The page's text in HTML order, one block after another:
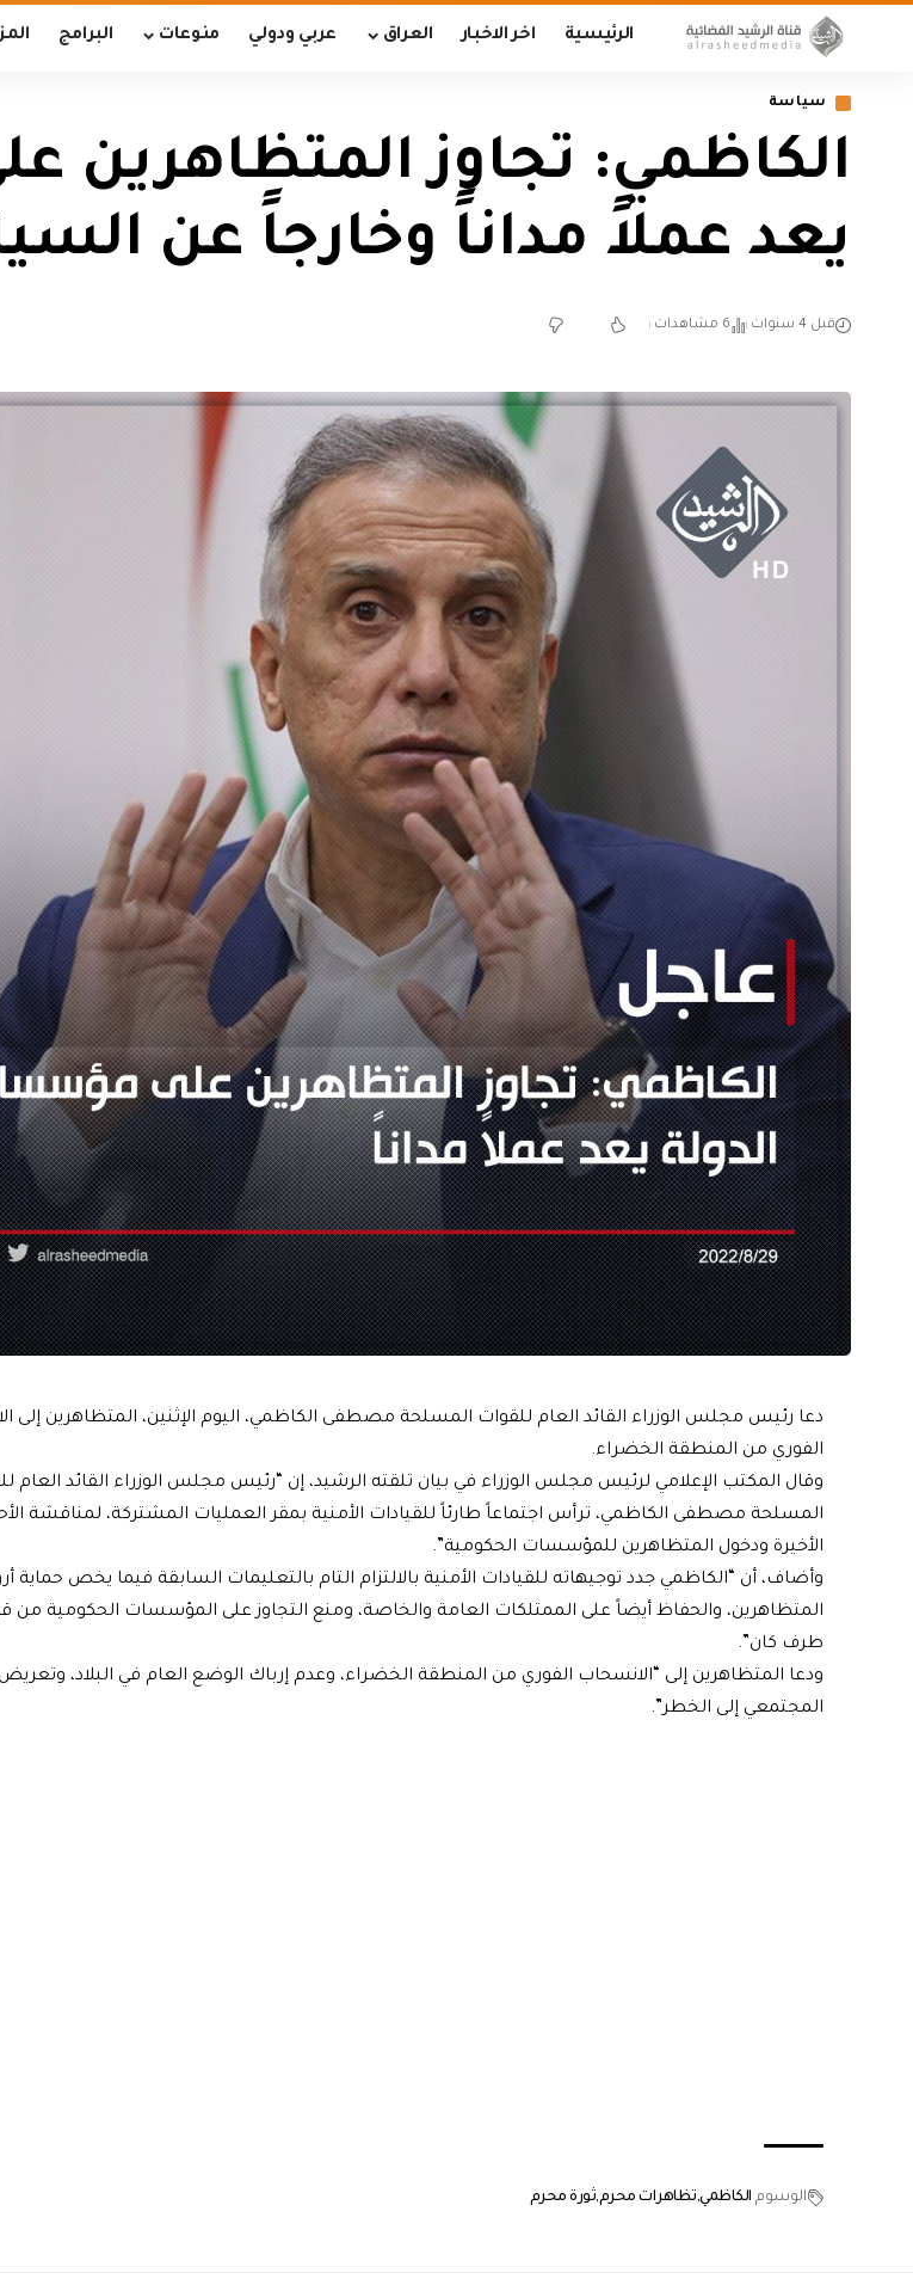
الرئيسية اخر الاخبار العراق عربي ودولي منوعات البرامج
سياسة
الكاظمي: تجاوز المتظاهرين
يعد عملاً مداناً وخارجاً عن
قبل 4 سنوات 6 مشاهدات
دعا رئيس مجلس الوزراء القائد العام للقوات المسلحة مصطفى الكاظمي، اليوم الإثنين، المتظاهرين إلى
الفوري من المنطقة الخضراء.
وقال المكتب الإعلامي لرئيس مجلس الوزراء في بيان تلقته الرشيد، إن “رئيس مجلس الوزراء القائد العام
المسلحة مصطفى الكاظمي، ترأس اجتماعاً طارئاً للقيادات الأمنية بمقر العمليات المشتركة، لمناقشة
الأخيرة ودخول المتظاهرين للمؤسسات الحكومية”.
وأضاف، أن “الكاظمي جدد توجيهاته للقيادات الأمنية بالالتزام التام بالتعليمات السابقة فيما يخص حماية
المتظاهرين، والحفاظ أيضاً على الممتلكات العامة والخاصة، ومنع التجاوز على المؤسسات الحكومية من
طرف كان”.
ودعا المتظاهرين إلى “الانسحاب الفوري من المنطقة الخضراء، وعدم إرباك الوضع العام في البلاد،
المجتمعي إلى الخطر”.
الوسوم الكاظمي تظاهرات محرم ثورة محرم